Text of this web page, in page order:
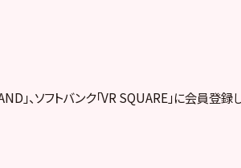
、ソフトバンク「VR SQUARE」に会員登録し